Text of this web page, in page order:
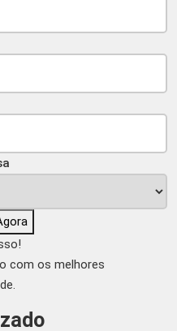
com os melhores